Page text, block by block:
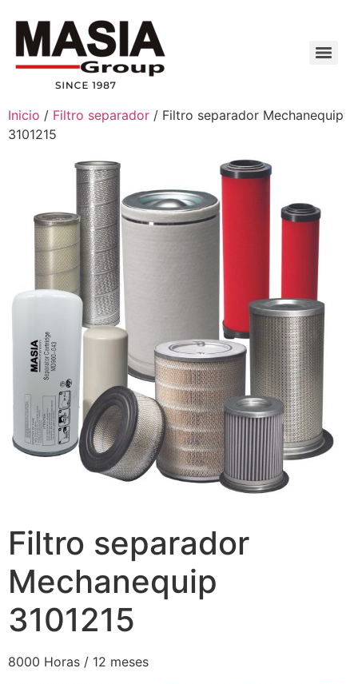
Inicio / Filtro separador / Filtro separador Mechanequip
3101215
Filtro separador
Mechanequip
3101215
8000 Horas / 12 meses